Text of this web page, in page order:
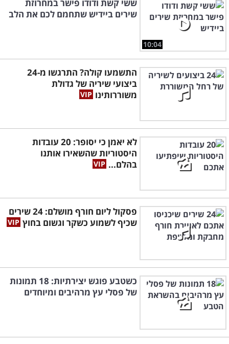
10:04
ששי קשת ודודו פישר במחרוזת
שירים ביידיש שתחמם לכם את הלב
התשמעו קולה? התרגשו מ-24
ביצועי שיריה של גדולת
משוררותינו
לא יאמן כי יסופר: 20 עובדות
היסטוריות שהשאירו אותנו
בהלם...
פסקול ליום חורף מושלם: 24 שירים
שכיף לשמוע כשקר וגשום בחוץ
כשטבע פוגש יצירתיות: 18 תמונות
של פסלי עץ מרהיבים ומיוחדים